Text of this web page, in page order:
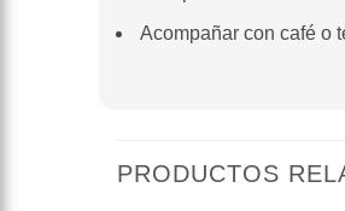
Acompañar con café o
PRODUCTOS